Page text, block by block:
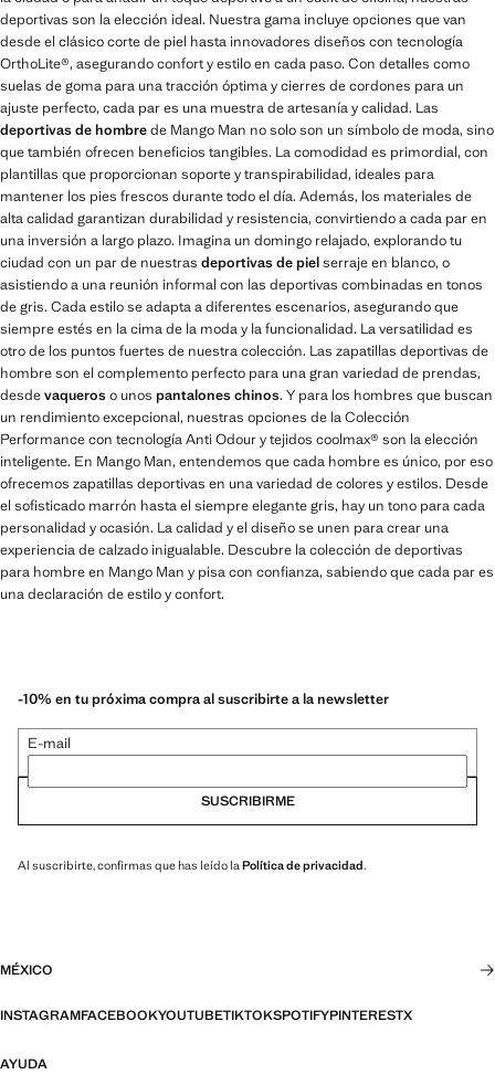
deportivas son la elección ideal. Nuestra gama incluye opciones que van
desde el clásico corte de piel hasta innovadores diseños con tecnología
OrthoLite®, asegurando confort y estilo en cada paso. Con detalles como
suelas de goma para una tracción óptima y cierres de cordones para un
ajuste perfecto, cada par es una muestra de artesanía y calidad. Las
deportivas de hombrede Mango Man no solo son un símbolo de moda, sino
que también ofrecen beneficios tangibles. La comodidad es primordial, con
plantillas que proporcionan soporte y transpirabilidad, ideales para
mantener los pies frescos durante todo el día. Además, los materiales de
alta calidad garantizan durabilidad y resistencia, convirtiendo a cada par en
una inversión a largo plazo. Imagina un domingo relajado, explorando tu
ciudad con un par de nuestras deportivas de pielserraje en blanco, o
asistiendo a una reunión informal con las deportivas combinadas en tonos
de gris. Cada estilo se adapta a diferentes escenarios, asegurando que
siempre estés en la cima de la moda y la funcionalidad. La versatilidad es
otro de los puntos fuertes de nuestra colección. Las zapatillas deportivas de
hombre son el complemento perfecto para una gran variedad de prendas,
desdevaqueroso unos pantalones chinos. Y para los hombres que buscan
un rendimiento excepcional, nuestras opciones de la Colección
Performance con tecnología Anti Odour y tejidos coolmax® son la elección
inteligente. En Mango Man, entendemos que cada hombre es único, por eso
ofrecemos zapatillas deportivas en una variedad de colores y estilos. Desde
el sofisticado marrón hasta el siempre elegante gris, hay un tono para cada
personalidad y ocasión. La calidad y el diseño se unen para crear una
experiencia de calzado inigualable. Descubre la colección de deportivas
para hombre en Mango Man y pisa con confianza, sabiendo que cada par es
una declaración de estilo y confort.
-10% en tu próxima compra al suscribirte a la newsletter
E-mail
SUSCRIBIRME
Al suscribirte, confirmas que has leído la Política de privacidad.
MÉXICO
INSTAGRAMFACEBOOKYOUTUBETIKTOKSPOTIFYPINTERESTX
AYUDA